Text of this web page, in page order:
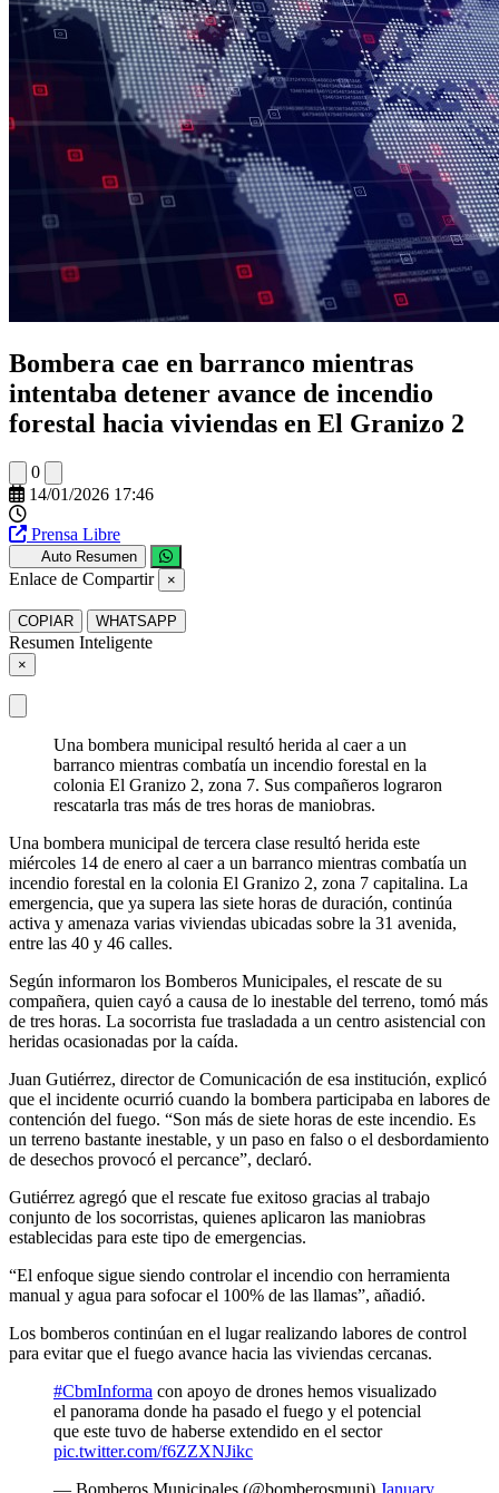
Bombera cae en barranco mientras
intentaba detener avance de incendio
forestal hacia viviendas en El Granizo 2
0
14/01/2026 17:46
Prensa Libre
Auto Resumen
Enlace de Compartir ×
COPIAR WHATSAPP
Resumen Inteligente
×
Una bombera municipal resultó herida al caer a un
barranco mientras combatía un incendio forestal en la
colonia El Granizo 2, zona 7. Sus compañeros lograron
rescatarla tras más de tres horas de maniobras.
Una bombera municipal de tercera clase resultó herida este
miércoles 14 de enero al caer a un barranco mientras combatía un
incendio forestal en la colonia El Granizo 2, zona 7 capitalina. La
emergencia, que ya supera las siete horas de duración, continúa
activa y amenaza varias viviendas ubicadas sobre la 31 avenida,
entre las 40 y 46 calles.
Según informaron los Bomberos Municipales, el rescate de su
compañera, quien cayó a causa de lo inestable del terreno, tomó más
de tres horas. La socorrista fue trasladada a un centro asistencial con
heridas ocasionadas por la caída.
Juan Gutiérrez, director de Comunicación de esa institución, explicó
que el incidente ocurrió cuando la bombera participaba en labores de
contención del fuego. “Son más de siete horas de este incendio. Es
un terreno bastante inestable, y un paso en falso o el desbordamiento
de desechos provocó el percance”, declaró.
Gutiérrez agregó que el rescate fue exitoso gracias al trabajo
conjunto de los socorristas, quienes aplicaron las maniobras
establecidas para este tipo de emergencias.
“El enfoque sigue siendo controlar el incendio con herramienta
manual y agua para sofocar el 100% de las llamas”, añadió.
Los bomberos continúan en el lugar realizando labores de control
para evitar que el fuego avance hacia las viviendas cercanas.
#CbmInforma con apoyo de drones hemos visualizado
el panorama donde ha pasado el fuego y el potencial
que este tuvo de haberse extendido en el sector
pic.twitter.com/f6ZZXNJikc
— Bomberos Municipales (@bomberosmuni) January